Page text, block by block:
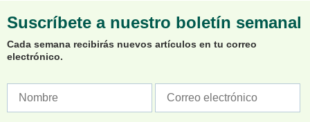
Suscríbete a nuestro boletín semanal
Cada semana recibirás nuevos artículos en tu correo
electrónico.